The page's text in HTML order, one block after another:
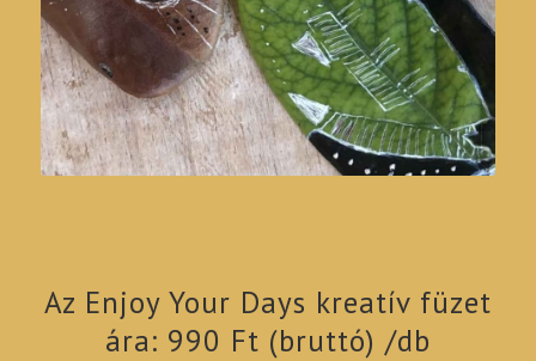
Az Enjoy Your Days kreatív füzet
ára: 990 Ft (bruttó) /db